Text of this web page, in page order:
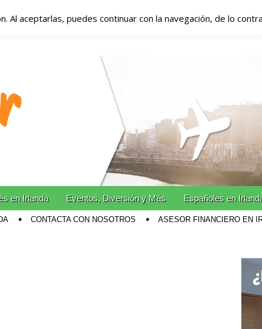
– Vivir en
en Irlanda
en Irlanda Eventos, Diversión y Más Españoles en
CONTACTA CON NOSOTROS ASESOR FINANCIERO EN
aceptarlas, puedes continuar con la navegación, de lo